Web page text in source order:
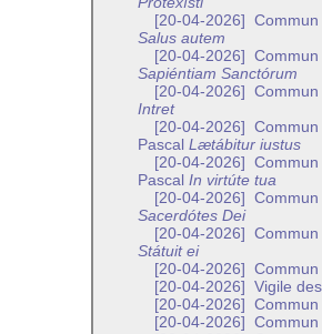
[20-04-2026]
Salus autem
[20-04-2026]
Sapiéntiam Sanctórum
[20-04-2026]
Intret
[20-04-2026]
Commun
Pascal Lætábitur iustus
[20-04-2026]
Commun
Pascal In virtúte tua
[20-04-2026]
Commun
Sacerdótes Dei
[20-04-2026]
Commun
Státuit ei
[20-04-2026]
[20-04-2026]
Vigile
[20-04-2026]
[20-04-2026]